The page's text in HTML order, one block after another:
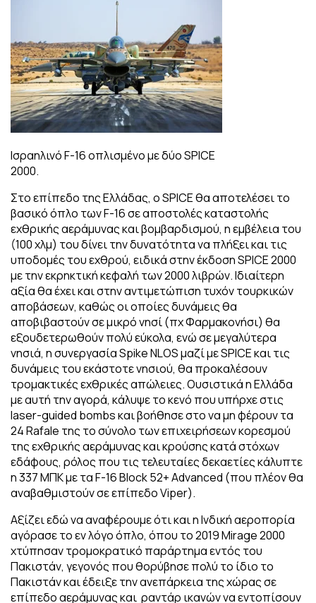
Ισραηλινό F-16 οπλισμένο με δύο SPICE
2000.
Στο επίπεδο της Ελλάδας, ο SPICE θα αποτελέσει το
βασικό όπλο των F-16 σε αποστολές καταστολής
εχθρικής αεράμυνας και βομβαρδισμού, η εμβέλεια του
(100 χλμ) του δίνει την δυνατότητα να πλήξει και τις
υποδομές του εχθρού, ειδικά στην έκδοση SPICE 2000
με την εκρηκτική κεφαλή των 2000 λιβρών. Ιδιαίτερη
αξία θα έχει και στην αντιμετώπιση τυχόν τουρκικών
αποβάσεων, καθώς οι οποίες δυνάμεις θα
αποβιβαστούν σε μικρό νησί (πχ Φαρμακονήσι) θα
εξουδετερωθούν πολύ εύκολα, ενώ σε μεγαλύτερα
νησιά, η συνεργασία Spike NLOS μαζί με SPICE και τις
δυνάμεις του εκάστοτε νησιού, θα προκαλέσουν
τρομακτικές εχθρικές απώλειες. Ουσιστικά η Ελλάδα
με αυτή την αγορά, κάλυψε το κενό που υπήρχε στις
laser-guided bombs και βοήθησε στο να μη φέρουν τα
24 Rafale της το σύνολο των επιχειρήσεων κορεσμού
της εχθρικής αεράμυνας και κρούσης κατά στόχων
εδάφους, ρόλος που τις τελευταίες δεκαετίες κάλυπτε
η 337 ΜΠΚ με τα F-16 Block 52+ Advanced (που πλέον θα
αναβαθμιστούν σε επίπεδο Viper).
Αξίζει εδώ να αναφέρουμε ότι και η Ινδική αεροπορία
αγόρασε το εν λόγο όπλο, όπου το 2019 Mirage 2000
χτύπησαν τρομοκρατικό παράρτημα εντός του
Πακιστάν, γεγονός που θορύβησε πολύ το ίδιο το
Πακιστάν και έδειξε την ανεπάρκεια της χώρας σε
επίπεδο αεράμυνας και ραντάρ ικανών να εντοπίσουν